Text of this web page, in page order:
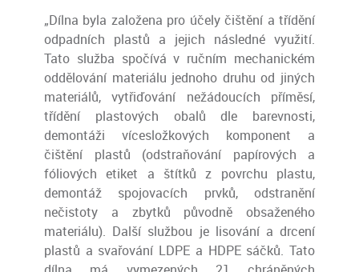
„Dílna byla založena pro účely čištění a třídění
odpadních plastů a jejich následné využití.
Tato služba spočívá v ručním mechanickém
oddělování materiálu jednoho druhu od jiných
materiálů, vytřiďování nežádoucích příměsí,
třídění plastových obalů dle barevnosti,
demontáži vícesložkových komponent a
čištění plastů (odstraňování papírových a
fóliových etiket a štítků z povrchu plastu,
demontáž spojovacích prvků, odstranění
nečistoty a zbytků původně obsaženého
materiálu). Další službou je lisování a drcení
plastů a svařování LDPE a HDPE sáčků. Tato